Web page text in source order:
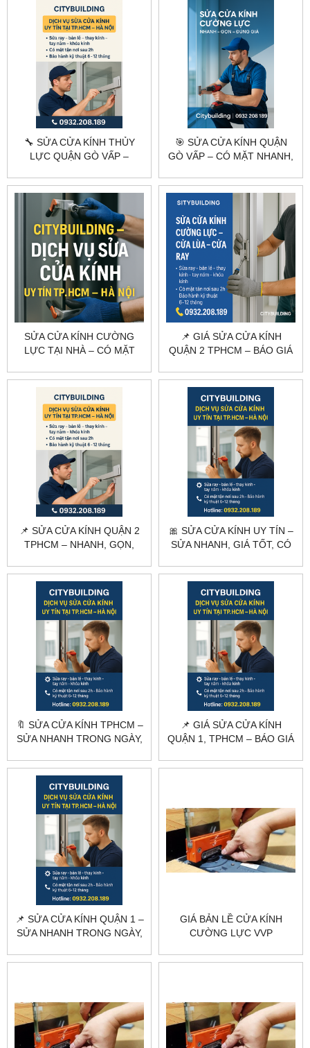
🔧 SỬA CỬA KÍNH THỦY
LỰC QUẬN GÒ VẤP –
NHANH
🎯 SỬA CỬA KÍNH QUẬN
GÒ VẤP – CÓ MẶT NHANH,
SỬA CỬA KÍNH CƯỜNG
LỰC TẠI NHÀ – CÓ MẶT
📌 GIÁ SỬA CỬA KÍNH
QUẬN 2 TPHCM – BÁO GIÁ
NGÀY
📌 SỬA CỬA KÍNH QUẬN 2
TPHCM – NHANH, GỌN,
🎀 SỬA CỬA KÍNH UY TÍN –
SỬA NHANH, GIÁ TỐT, CÓ
🔖 SỬA CỬA KÍNH TPHCM –
SỬA NHANH TRONG NGÀY,
📌 GIÁ SỬA CỬA KÍNH
QUẬN 1, TPHCM – BÁO GIÁ
TRONG NGÀY
📌 SỬA CỬA KÍNH QUẬN 1 –
SỬA NHANH TRONG NGÀY,
GIÁ BẢN LỀ CỬA KÍNH
CƯỜNG LỰC VVP